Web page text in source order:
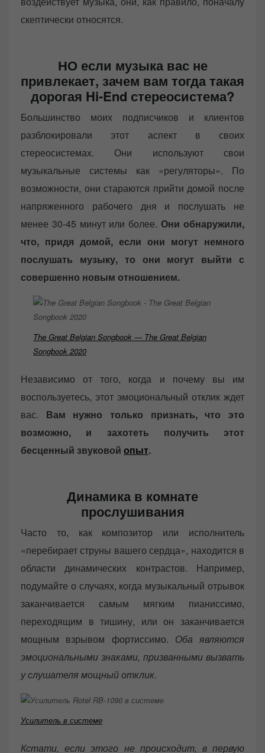
скептически относятся.
НО если музыка вас не
привлекает, зачем вам тогда такая
дорогая Hi-End стереосистема?
Большинство моих подписчиков и клиентов
разблокировали этот аспект в своих
стереосистемах. Они используют свои
музыкальные системы как «регуляторы». По
возможности, они стараются прийти домой после
напряженного рабочего дня и послушать не
менее 30-45 минут или более.Они обнаружили,
что, придя домой, если они могут немного
послушать музыку, то они могут выйти с
совершенно новым отношением.
The Great Belgian Songbook — The Great Belgian
Songbook 2020
Независимо от того, когда и почему вы им
воспользуетесь, этот эмоциональный отклик ждет
вас. Вам нужно только признать, что это
возможно, и захотеть получить этот
бесценный звуковой опыт.
Динамика в комнате
прослушивания
Часто то, как композитор или исполнитель
«перебирает струны вашего сердца», находится в
области динамических контрастов. Например,
подумайте о случаях, когда музыкальный отрывок
заканчивается самым мягким пианиссимо,
переходящим в тишину, или он заканчивается
мощным взрывом фортиссимо. Оба являются
эмоциональными знаками, призванными вызвать
у слушателя мощный отклик.
Усилитель в системе
Кстати, если этого не происходит, в первую